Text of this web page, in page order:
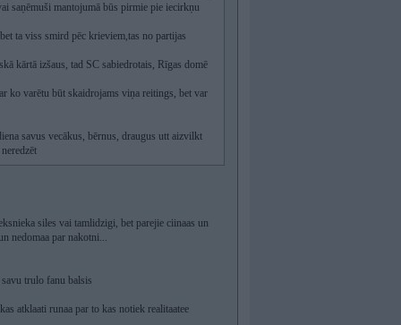
saņēmuši mantojumā būs pirmie pie iecirkņu
ta viss smird pēc krieviem,tas no partijas
kārtā izšaus, tad SC sabiedrotais, Rīgas domē
ko varētu būt skaidrojams viņa reitings, bet var
savus vecākus, bērnus, draugus utt aizvilkt
siles vai tamlidzigi, bet parejie ciinaas un
nedomaa par nakotni...
trulo fanu balsis
atklaati runaa par to kas notiek realitaatee